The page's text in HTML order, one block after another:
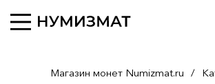
Магазин монет Numizmat.ru /